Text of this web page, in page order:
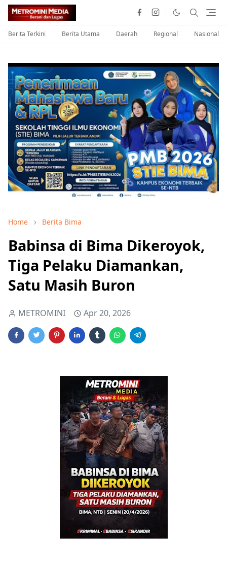
Berita Terkini Berita Utama Daerah Regional Nasional
Home Berita Bima
Babinsa di Bima Dikeroyok,
Tiga Pelaku Diamankan,
Satu Masih Buron
METROMINI Apr 20, 2026